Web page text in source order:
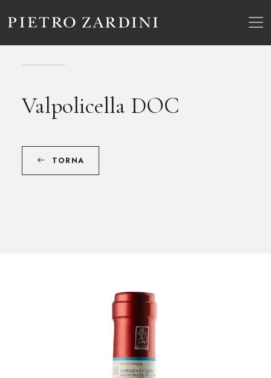
Valpolicella DOC
TORNA